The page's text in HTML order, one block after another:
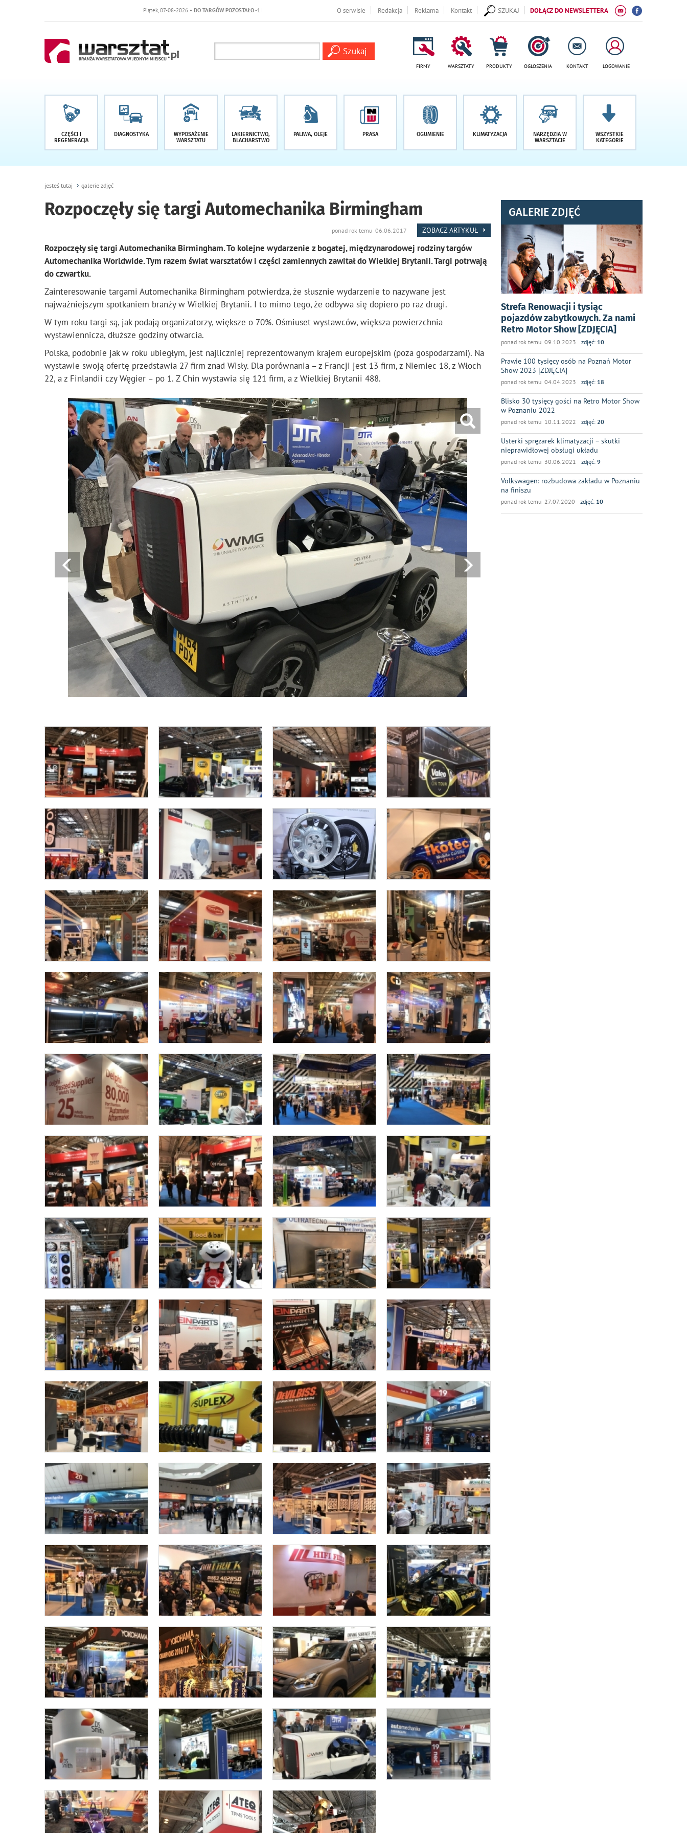
• DO TARGÓW POZOSTAŁO -1 DNI O serwisie Redakcja Reklama Kontakt DOŁĄCZ DO NEWSLETTERA
SZUKAJ
FIRMY WARSZTATY PRODUKTY OGŁOSZENIA KONTAKT LOGOWANIE
CZĘŚCI I
REGENERACJA
DIAGNOSTYKA
WYPOSAŻENIE
WARSZTATU
LAKIERNICTWO,
BLACHARSTWO
PALIWA, OLEJE PRASA OGUMIENIE KLIMATYZACJA
NARZĘDZIA W
WARSZTACIE
WSZYSTKIE
KATEGORIE
jesteś tutaj galerie zdjęć
Rozpoczęły się targi Automechanika Birmingham
ponad rok temu 06.06.2017 ZOBACZ ARTYKUŁ
Rozpoczęły się targi Automechanika Birmingham. To kolejne wydarzenie z bogatej, międzynarodowej rodziny targów
Automechanika Worldwide. Tym razem świat warsztatów i części zamiennych zawitał do Wielkiej Brytanii. Targi potrwają
do czwartku.
Zainteresowanie targami Automechanika Birmingham potwierdza, że słusznie wydarzenie to nazywane jest
najważniejszym spotkaniem branży w Wielkiej Brytanii. I to mimo tego, że odbywa się dopiero po raz drugi.
W tym roku targi są, jak podają organizatorzy, większe o 70%. Ośmiuset wystawców, większa powierzchnia
wystawiennicza, dłuższe godziny otwarcia.
Polska, podobnie jak w roku ubiegłym, jest najliczniej reprezentowanym krajem europejskim (poza gospodarzami). Na
wystawie swoją ofertę przedstawia 27 firm znad Wisły. Dla porównania – z Francji jest 13 firm, z Niemiec 18, z Włoch
22, a z Finlandii czy Węgier – po 1. Z Chin wystawia się 121 firm, a z Wielkiej Brytanii 488.
GALERIE ZDJĘĆ
Strefa Renowacji i tysiąc
pojazdów zabytkowych. Za nami
Retro Motor Show [ZDJĘCIA]
ponad rok temu 09.10.2023 zdjęć: 10
Prawie 100 tysięcy osób na Poznań Motor
Show 2023 [ZDJĘCIA]
ponad rok temu 04.04.2023 zdjęć: 18
Blisko 30 tysięcy gości na Retro Motor Show
w Poznaniu 2022
ponad rok temu 10.11.2022 zdjęć: 20
Usterki sprężarek klimatyzacji – skutki
nieprawidłowej obsługi układu
ponad rok temu 30.06.2021 zdjęć: 9
Volkswagen: rozbudowa zakładu w Poznaniu
na finiszu
ponad rok temu 27.07.2020 zdjęć: 10